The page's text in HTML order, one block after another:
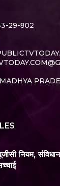
29-802
नियम,